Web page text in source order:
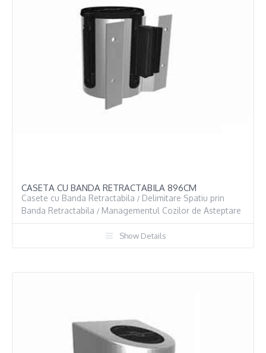
CASETA CU BANDA RETRACTABILA 896CM
Casete cu Banda Retractabila / Delimitare Spatiu prin
Banda Retractabila / Managementul Cozilor de Asteptare
Show Details